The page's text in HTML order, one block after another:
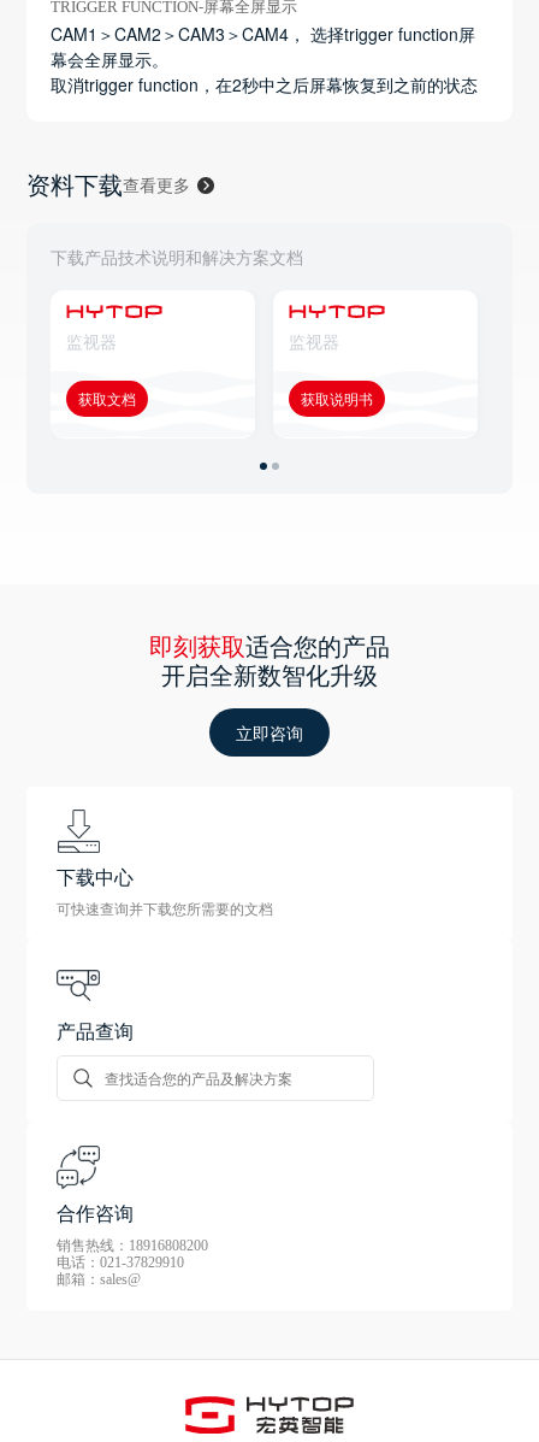
TRIGGER FUNCTION-屏幕全屏显示
CAM1＞CAM2＞CAM3＞CAM4， 选择trigger function屏
幕会全屏显示。
取消trigger function，在2秒中之后屏幕恢复到之前的状态
资料下载查看更多
下载产品技术说明和解决方案文档
监视器
获取文档
监视器
获取说明书
即刻获取适合您的产品
开启全新数智化升级
立即咨询
下载中心
可快速查询并下载您所需要的文档
产品查询
合作咨询
销售热线：18916808200
电话：021-37829910
邮箱：sales@